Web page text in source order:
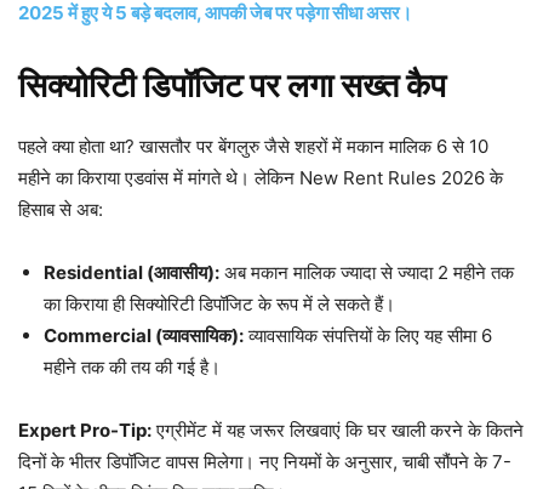
2025 में हुए ये 5 बड़े बदलाव, आपकी जेब पर पड़ेगा सीधा असर।
सिक्योरिटी डिपॉजिट पर लगा सख्त कैप
पहले क्या होता था? खासतौर पर बेंगलुरु जैसे शहरों में मकान मालिक 6 से 10
महीने का किराया एडवांस में मांगते थे। लेकिन New Rent Rules 2026 के
हिसाब से अब:
Residential (आवासीय): अब मकान मालिक ज्यादा से ज्यादा 2 महीने तक
का किराया ही सिक्योरिटी डिपॉजिट के रूप में ले सकते हैं।
Commercial (व्यावसायिक):व्यावसायिक संपत्तियों के लिए यह सीमा 6
महीने तक की तय की गई है।
Expert Pro-Tip:एग्रीमेंट में यह जरूर लिखवाएं कि घर खाली करने के कितने
दिनों के भीतर डिपॉजिट वापस मिलेगा। नए नियमों के अनुसार, चाबी सौंपने के 7-